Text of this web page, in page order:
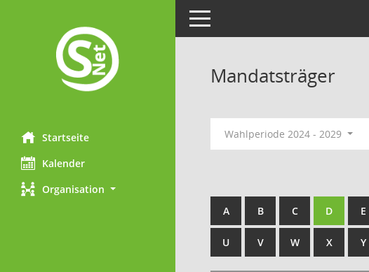
Startseite
Kalender
Organisation
Toggle navigation
Mandatsträger
Wahlperiode 2024 - 2029
A B C D E
U V W X Y